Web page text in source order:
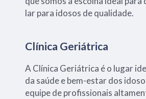
lar para idosos de qualidade.
Clínica Geriátrica
A Clínica Geriátrica é o lugar
da saúde e bem-estar dos
equipe de profissionais